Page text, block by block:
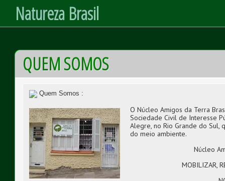
Natureza Brasil
QUEM SOMOS
Quem Somos :
O Núcleo Amigos da Terra
Sociedade Civil de Interesse
Alegre, no Rio Grande do Sul,
do meio ambiente.
Núcleo
MOBILIZAR,